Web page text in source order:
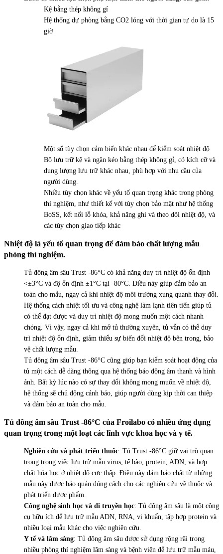
Kệ bằng thép không gỉ
Hệ thống dự phòng bằng CO2 lỏng với thời gian tự do là 15
giờ
Một số tùy chọn cảm biến khác nhau để kiểm soát nhiệt độ
Bộ lưu trữ kệ và ngăn kéo bằng thép không gỉ, có kích cỡ và
dung lượng lưu trữ khác nhau, phù hợp với nhu cầu của
người dùng.
Nhiều tùy chọn khác về yếu tố quan trọng khác trong phòng
thí nghiệm, như thiết kế với tùy chọn bảo mật như hệ thống
BoSS, kết nối lỗ khóa, khả năng ghi và theo dõi nhiệt độ, và
các tùy chọn giao tiếp khác
Nhiệt độ là yếu tố quan trọng để đảm bảo chất lượng mẫu
phòng thí nghiệm.
Tủ đông âm sâu Trust -86°C có khả năng duy trì nhiệt độ ổn định
<±3°C và độ ổn định ±1°C tại -80°C. Điều này giúp đảm bảo an
toàn cho mẫu, ngay cả khi nhiệt độ môi trường xung quanh thay đổi.
Hệ thống cách nhiệt tối ưu và công nghệ làm lạnh tiên tiến giúp tủ
có thể đạt được và duy trì nhiệt độ mong muốn một cách nhanh
chóng. Vì vậy, ngay cả khi mở tủ thường xuyên, tủ vẫn có thể duy
trì nhiệt độ ổn định, giảm thiểu sự biến đổi nhiệt độ bên trong, bảo
vệ chất lượng mẫu.
Tủ đông âm sâu Trust -86°C cũng giúp bạn kiểm soát hoạt động của
tủ một cách dễ dàng thông qua hệ thống báo động âm thanh và hình
ảnh. Bất kỳ lúc nào có sự thay đổi không mong muốn về nhiệt độ,
hệ thống sẽ chủ động cảnh báo, giúp người dùng kịp thời can thiệp
và đảm bảo an toàn cho mẫu.
Tủ đông âm sâu Trust -86°C của Froilabo có nhiều ứng dụng
quan trọng trong một loạt các lĩnh vực khoa học và y tế.
Nghiên cứu và phát triển thuốc: Tủ Trust -86°C giữ vai trò quan
trọng trong việc lưu trữ mẫu virus, tế bào, protein, ADN, và hợp
chất hóa học ở nhiệt độ cực thấp. Điều này đảm bảo chất từ những
mẫu này được bảo quản đúng cách cho các nghiên cứu về thuốc và
phát triển dược phẩm.
Công nghệ sinh học và di truyền học: Tủ đông âm sâu là một công
cụ hữu ích để lưu trữ mẫu ADN, RNA, vi khuẩn, tập hợp protein và
nhiều loại mẫu khác cho việc nghiên cứu.
Y tế và lâm sàng: Tủ đông âm sâu được sử dụng rộng rãi trong
nhiều phòng thí nghiệm lâm sàng và bệnh viện để lưu trữ mẫu máu,